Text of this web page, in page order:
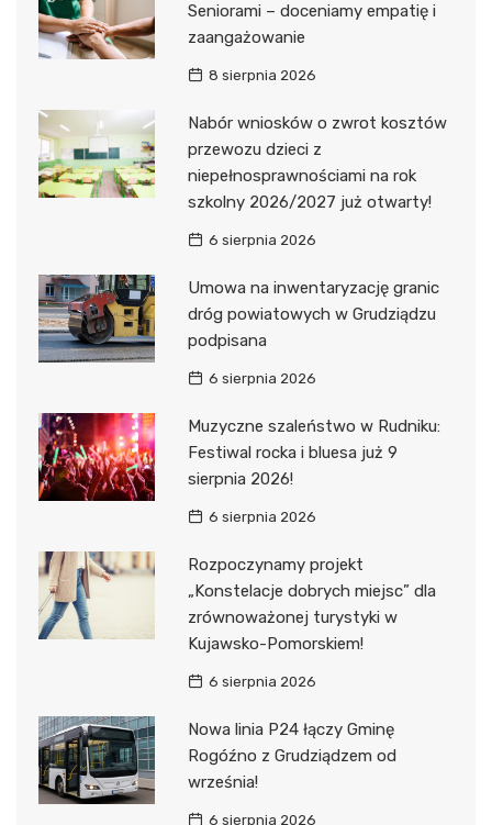
Seniorami – doceniamy empatię i
zaangażowanie
8 sierpnia 2026
Nabór wniosków o zwrot kosztów
przewozu dzieci z
niepełnosprawnościami na rok
szkolny 2026/2027 już otwarty!
6 sierpnia 2026
Umowa na inwentaryzację granic
dróg powiatowych w Grudziądzu
podpisana
6 sierpnia 2026
Muzyczne szaleństwo w Rudniku:
Festiwal rocka i bluesa już 9
sierpnia 2026!
6 sierpnia 2026
Rozpoczynamy projekt
„Konstelacje dobrych miejsc” dla
zrównoważonej turystyki w
Kujawsko-Pomorskiem!
6 sierpnia 2026
Nowa linia P24 łączy Gminę
Rogóźno z Grudziądzem od
września!
6 sierpnia 2026